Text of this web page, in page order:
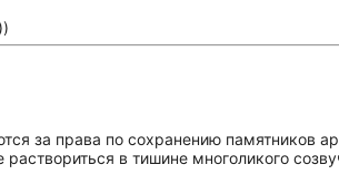
за права по сохранению памятников
в тишине многоликого